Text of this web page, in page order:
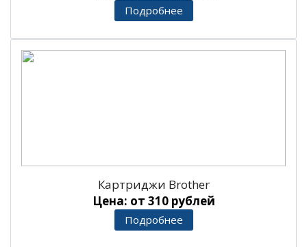
Подробнее
Картриджи Brother
Цена: от 310 рублей
Подробнее